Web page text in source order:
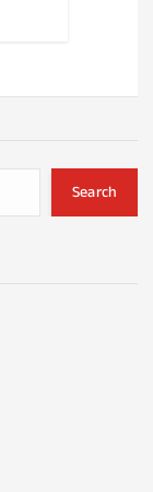
Search